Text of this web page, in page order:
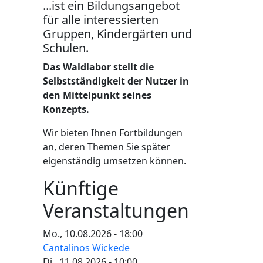
...ist ein Bildungsangebot
für alle interessierten
Gruppen, Kindergärten und
Schulen.
Das Waldlabor stellt die
Selbstständigkeit der Nutzer in
den Mittelpunkt seines
Konzepts.
Wir bieten Ihnen Fortbildungen
an, deren Themen Sie später
eigenständig umsetzen können.
Künftige
Veranstaltungen
Mo., 10.08.2026 - 18:00
Cantalinos Wickede